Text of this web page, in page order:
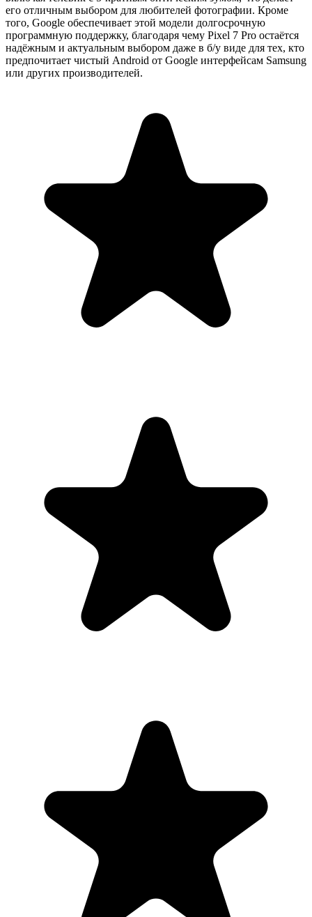
его отличным выбором для любителей фотографии. Кроме
того, Google обеспечивает этой модели долгосрочную
программную поддержку, благодаря чему Pixel 7 Pro остаётся
надёжным и актуальным выбором даже в б/у виде для тех, кто
предпочитает чистый Android от Google интерфейсам Samsung
или других производителей.